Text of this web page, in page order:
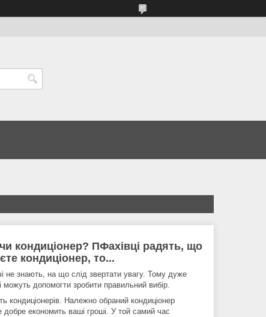
кондиціонер? ПФахівці радять, що
кондиціонер, то...
не знають, на що слід звертати увагу. Тому дуже
можуть допомогти зробити правильний вибір.
кондиціонерів. Належно обраний кондиціонер
економить ваші гроші. У той самий час